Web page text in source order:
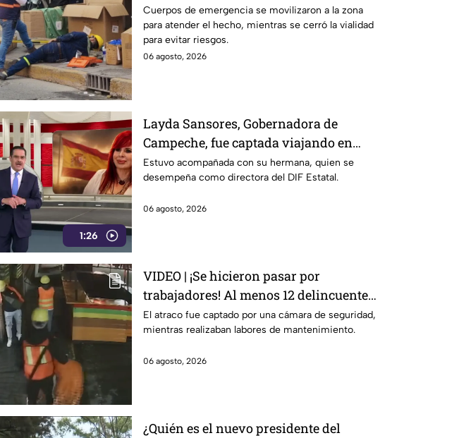
de León
Cuerpos de emergencia se movilizaron a la zona
para atender el hecho, mientras se cerró la vialidad
para evitar riesgos.
06 agosto, 2026
1:26
Layda Sansores, Gobernadora de
Campeche, fue captada viajando en
primera clase rumbo a Madrid
Estuvo acompañada con su hermana, quien se
desempeña como directora del DIF Estatal.
06 agosto, 2026
VIDEO | ¡Se hicieron pasar por
trabajadores! Al menos 12 delincuentes
sustraen dinero y diversas
pertenencias de un establecimiento
El atraco fue captado por una cámara de seguridad,
mientras realizaban labores de mantenimiento.
06 agosto, 2026
¿Quién es el nuevo presidente del